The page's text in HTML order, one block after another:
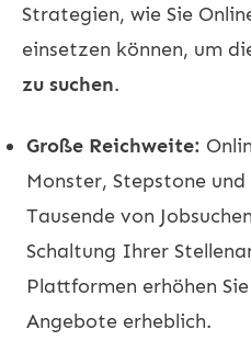
Strategien, wie Sie
einsetzen können, um
zu suchen.
Große Reichweite:
Monster, Stepstone
Tausende von
Schaltung Ihrer
Plattformen erhöhen
Angebote erheblich.